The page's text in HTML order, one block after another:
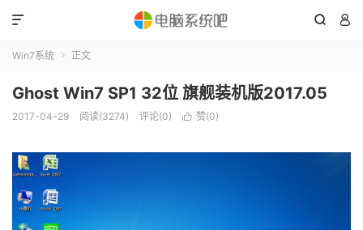
 

Win7系统  正文
Ghost Win7 SP1 32位 旗舰装机版2017.05
2017-04-29 阅读(3274) 评论(0)  赞(0)